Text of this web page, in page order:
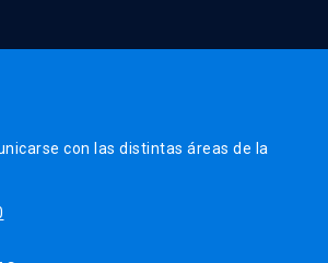
con las distintas áreas de la